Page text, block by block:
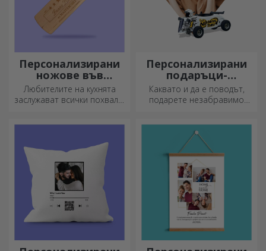
Персонализирани
ножове във
формата на
бутилка
Любителите на кухнята
заслужават всички похвали.
Персонализирани
подаръци-
преживявания
Каквато и да е поводът,
подарете незабравимо
адреналин или релаксация.